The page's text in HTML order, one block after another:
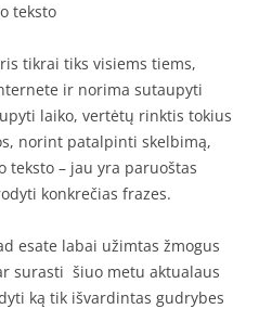
teksto
tikrai tiks visiems tiems,
ir norima sutaupyti
laiko, vertėtų rinktis tokius
norint patalpinti skelbimą,
teksto – jau yra paruoštas
konkrečias frazes.
esate labai užimtas žmogus
surasti šiuo metu aktualaus
ką tik išvardintas gudrybes